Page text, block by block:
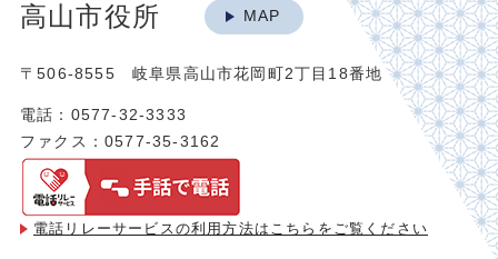
高山市役所 MAP
〒506-8555 岐阜県高山市花岡町2丁目18番地
電話：0577-32-3333
ファクス：0577-35-3162
電話リレーサービスの利用方法は こちらをご覧ください